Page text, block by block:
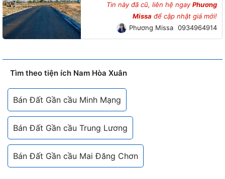
Tin này đã cũ, liên hệ ngayPhương
Missa để cập nhật giá mới!
Phương Missa 0934964914
Tìm theo tiện ích Nam Hòa Xuân
Bán Đất Gần cầu Minh Mạng
Bán Đất Gần cầu Trung Lương
Bán Đất Gần cầu Mai Đăng Chơn